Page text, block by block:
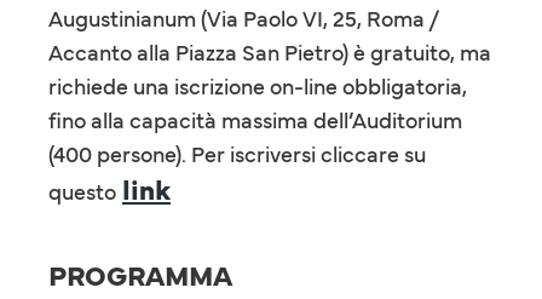
Augustinianum (Via Paolo VI, 25, Roma /
Accanto alla Piazza San Pietro) è gratuito, ma
richiede una iscrizione on-line obbligatoria,
fino alla capacità massima dell’Auditorium
(400 persone). Per iscriversi cliccare su
questo link
PROGRAMMA